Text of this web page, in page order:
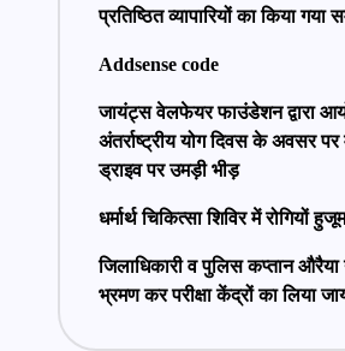
प्रतिष्ठित व्यापारियों का किया गया
Addsense code
जायंट्स वेलफेयर फाउंडेशन द्वारा
अंतर्राष्ट्रीय योग दिवस के अवसर
ड्राइव पर उमड़ी भीड़
धर्मार्थ चिकित्सा शिविर में रोगियों हुजूम
जिलाधिकारी व पुलिस कप्तान
भ्रमण कर परीक्षा केंद्रों का लिया